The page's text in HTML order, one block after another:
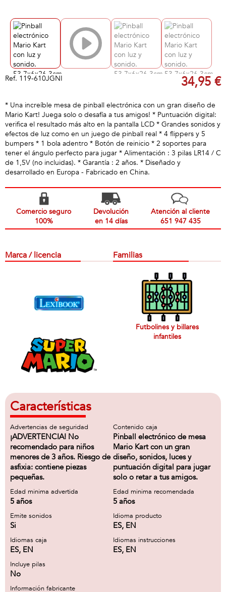
Ref. 119-610JGNI 34,95 €
* Una increíble mesa de pinball electrónica con un gran diseño de
Mario Kart! Juega solo o desafía a tus amigos! * Puntuación digital:
verifica el resultado más alto en la pantalla LCD * Grandes sonidos y
efectos de luz como en un juego de pinball real * 4 flippers y 5
bumpers * 1 bola adentro * Botón de reinicio * 2 soportes para
tener el ángulo perfecto para jugar * Alimentación : 3 pilas LR14 / C
de 1,5V (no incluidas). * Garantía : 2 años. * Diseñado y
desarrollado en Europa - Fabricado en China.
Comercio seguro
100%
Devolución
en 14 días
Atención al cliente
651 947 435
Marca / licencia Familias
Futbolines y billares
infantiles
Características
Advertencias de seguridad
¡ADVERTENCIA! No
recomendado para niños
menores de 3 años. Riesgo de
asfixia: contiene piezas
pequeñas.
Contenido caja
Pinball electrónico de mesa
Mario Kart con un gran
diseño, sonidos, luces y
puntuación digital para jugar
solo o retar a tus amigos.
Edad minima advertida
5 años
Edad minima recomendada
5 años
Emite sonidos
Si
Idioma producto
ES, EN
Idiomas caja
ES, EN
Idiomas instrucciones
ES, EN
Incluye pilas
No
Información fabricante